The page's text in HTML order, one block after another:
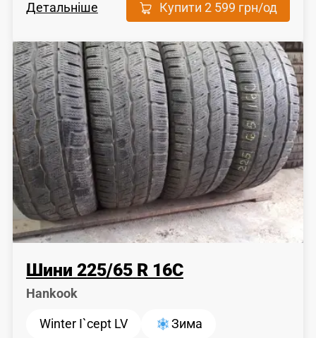
Детальніше Купити2 599 грн/од
Шини 225/65 R 16C
Hankook
Winter I`cept LV Зима